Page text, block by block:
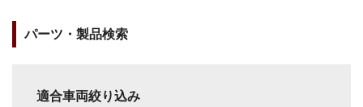
パーツ・製品検索
適合車両絞り込み